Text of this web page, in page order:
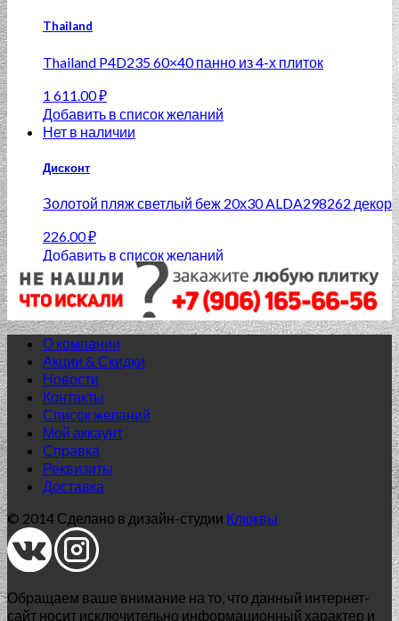
Thailand
Thailand P4D235 60×40 панно из 4-х плиток
1 611.00₽
Добавить в список желаний
Нет в наличии
Дисконт
Золотой пляж светлый беж 20х30 ALDA298262 декор
226.00₽
Добавить в список желаний
О компании
Акции & Скидки
Новости
Контакты
Список желаний
Мой аккаунт
Справка
Реквизиты
Доставка
© 2014 Сделано в дизайн-студии Клюквы
Обращаем ваше внимание на то, что данный интернет-
сайт носит исключительно информационный характер и